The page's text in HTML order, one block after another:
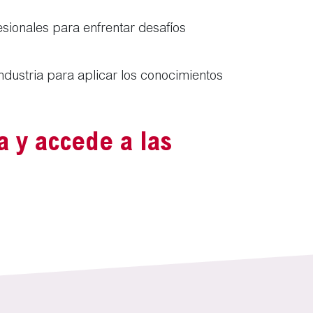
para enfrentar desafíos
para aplicar los conocimientos
y accede a las